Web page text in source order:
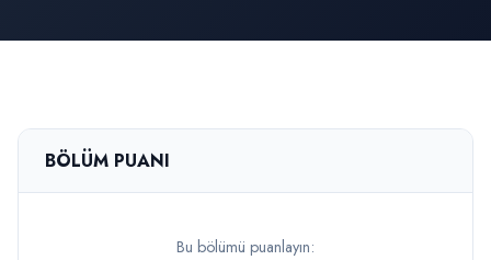
BÖLÜM PUANI
Bu bölümü puanlayın: